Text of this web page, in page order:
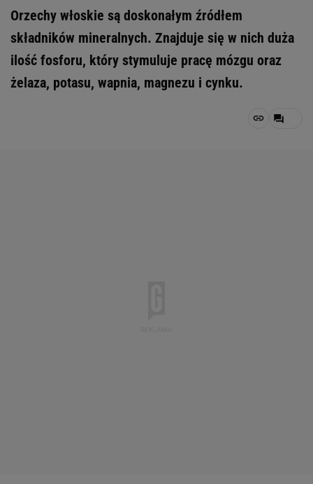
Orzechy włoskie są doskonałym źródłem
składników mineralnych. Znajduje się w nich duża
ilość fosforu, który stymuluje pracę mózgu oraz
żelaza, potasu, wapnia, magnezu i cynku.